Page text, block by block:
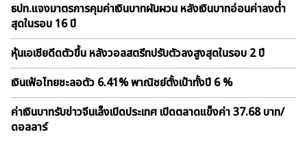
ธปท.แจงมาตรการคุมค่าเงินบาทผันผวน หลังเงินบาทอ่อนค่าลงต่ำ
สุดในรอบ 16 ปี
หุ้นเอเชียดีดตัวขึ้น หลังวอลสตรีทปรับตัวลงสูงสุดในรอบ 2 ปี
เงินเฟ้อไทยชะลอตัว 6.41% พาณิชย์ตั้งเป้าทั้งปี 6 %
ค่าเงินบาทรับข่าวจีนเล็งเปิดประเทศ เปิดตลาดแข็งค่า 37.68 บาท/
ดอลลาร์